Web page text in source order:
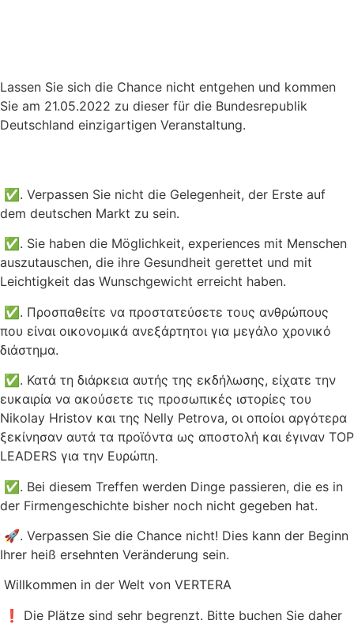
Lassen Sie sich die Chance nicht entgehen und kommen
Sie am 21.05.2022 zu dieser für die Bundesrepublik
Deutschland einzigartigen Veranstaltung.
✅. Verpassen Sie nicht die Gelegenheit, der Erste auf
dem deutschen Markt zu sein.
✅. Sie haben die Möglichkeit, experiences mit Menschen
auszutauschen, die ihre Gesundheit gerettet und mit
Leichtigkeit das Wunschgewicht erreicht haben.
✅. Προσπαθείτε να προστατεύσετε τους ανθρώπους
που είναι οικονομικά ανεξάρτητοι για μεγάλο χρονικό
διάστημα.
✅. Κατά τη διάρκεια αυτής της εκδήλωσης, είχατε την
ευκαιρία να ακούσετε τις προσωπικές ιστορίες του
Nikolay Hristov και της Nelly Petrova, οι οποίοι αργότερα
ξεκίνησαν αυτά τα προϊόντα ως αποστολή και έγιναν TOP
LEADERS για την Ευρώπη.
✅. Bei diesem Treffen werden Dinge passieren, die es in
der Firmengeschichte bisher noch nicht gegeben hat.
🚀. Verpassen Sie die Chance nicht! Dies kann der Beginn
Ihrer heiß ersehnten Veränderung sein.
Willkommen in der Welt von VERTERA
❗️ Die Plätze sind sehr begrenzt. Bitte buchen Sie daher